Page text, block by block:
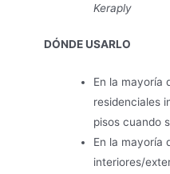
Keraply
DÓNDE USARLO
En la mayoría
residenciales
pisos cuando
En la mayoría
interiores/